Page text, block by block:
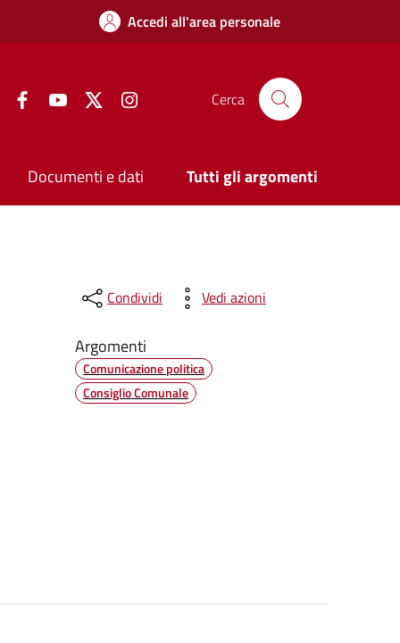
Accedi all'area personale
FacebookYouTube Twitter Cerca
Documenti e dati Tutti gli argomenti
Condividi Vedi azioni
Argomenti
Comunicazione politica
Consiglio Comunale